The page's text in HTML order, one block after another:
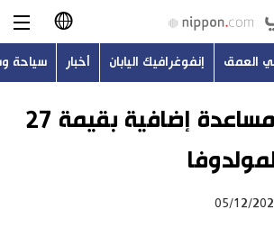
日本語
English
العمق إنفوغرافيك اليابان أخبار سياحة
اليابان تقدم مساعدة إضافية بقيمة 27
05/12/